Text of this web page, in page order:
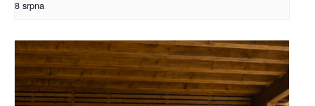
8 srpna